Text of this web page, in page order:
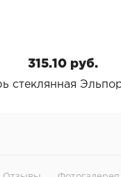
315.10 руб.
стеклянная